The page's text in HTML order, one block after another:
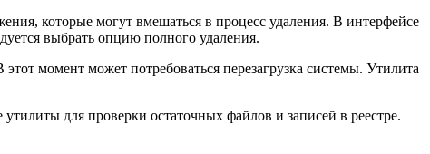
которые могут вмешаться в процесс удаления. В интерфейсе
выбрать опцию полного удаления.
момент может потребоваться перезагрузка системы. Утилита
для проверки остаточных файлов и записей в реестре.